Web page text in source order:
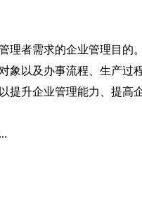
理者需求的企业管理目的
象以及办事流程、生产过
升企业管理能力、提高